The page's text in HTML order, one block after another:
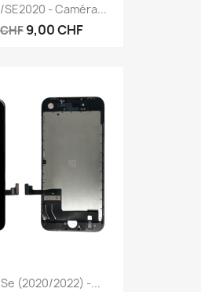
- Caméra...
9,00 CHF
(2020/2022) -...